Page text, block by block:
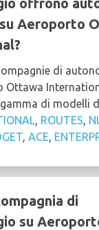
Aeroporto
di
Ottawa
di modelli
ROUTES
ACE
di
su